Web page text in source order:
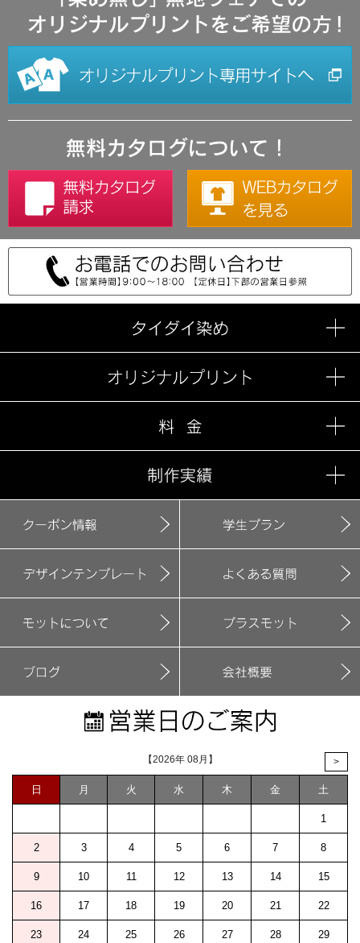
【2026年 08月】 >
日 月 火 水 木 金 土
1
2 3 4 5 6 7 8
9 10 11 12 13 14 15
16 17 18 19 20 21 22
23 24 25 26 27 28 29